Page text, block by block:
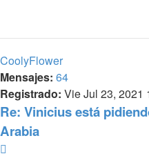
CoolyFlower
Mensajes: 64
Registrado: Vie Jul 23, 2021
Re: Vinicius está
Arabia